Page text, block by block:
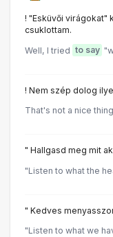
! "Esküvői virágokat"
csuklottam.
Well, I tried to say
! Nem szép dolog
That's not a nice thing
" Hallgasd meg mit
"Listen to what the
" Kedves
"Listen to what we